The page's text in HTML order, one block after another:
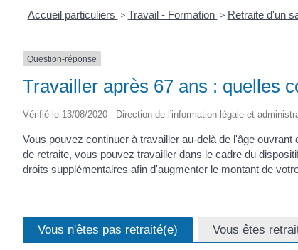
Accueil particuliers > Travail - Formation > Retraite d'un
Question-réponse
Travailler après 67 ans : quelles
Vérifié le 13/08/2020 - Direction de l'information légale et
Vous pouvez continuer à travailler au-delà de l'âge
de retraite, vous pouvez travailler dans le cadre du
droits supplémentaires afin d'augmenter le montant de
Vous n'êtes pas retraité(e) Vous êtes